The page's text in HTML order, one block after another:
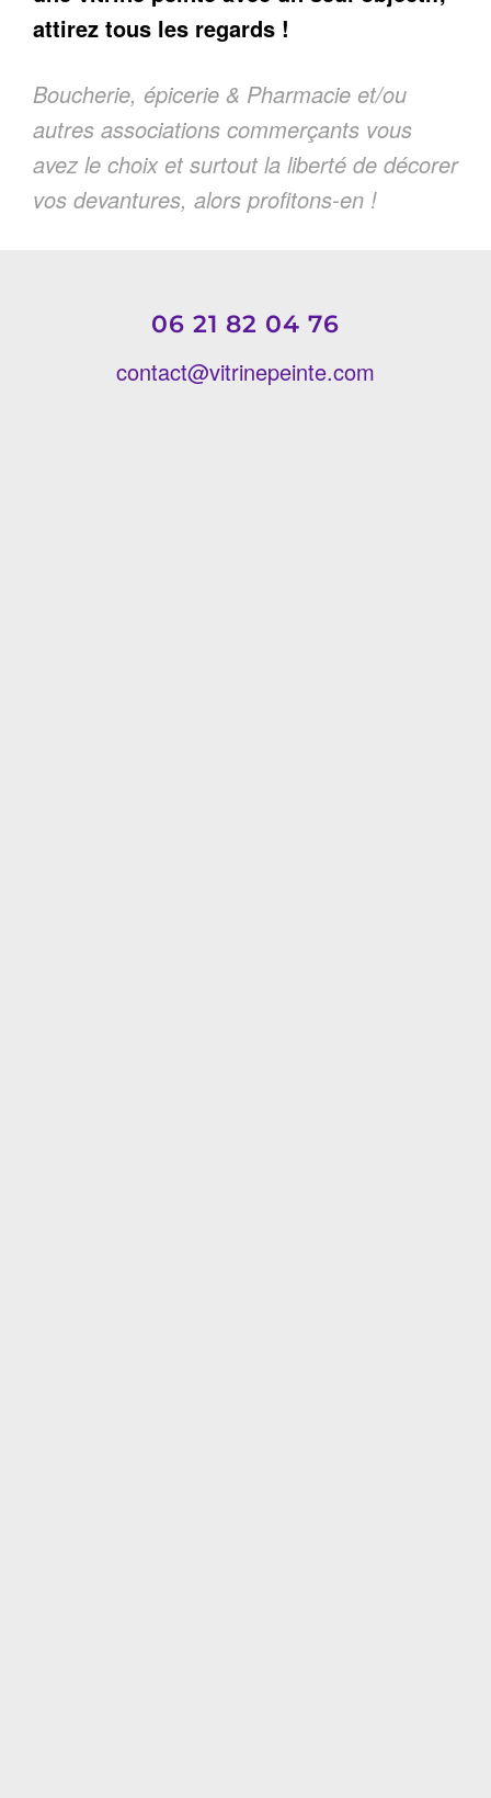
attirez tous les regards !
Boucherie, épicerie & Pharmacie et/ou
autres associations commerçants vous
avez le choix et surtout la liberté de décorer
vos devantures, alors profitons-en !
06 21 82 04 76
contact@vitrinepeinte.com